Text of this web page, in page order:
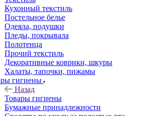
Кухонный текстиль
Постельное белье
Одеяла, подушки
Пледы, покрывала
Полотенца
Прочий текстиль
Декоративные коврики, шкуры
Халаты, тапочки, пижамы
гигиены
Назад
Товары гигиены
Бумажные принадлежности